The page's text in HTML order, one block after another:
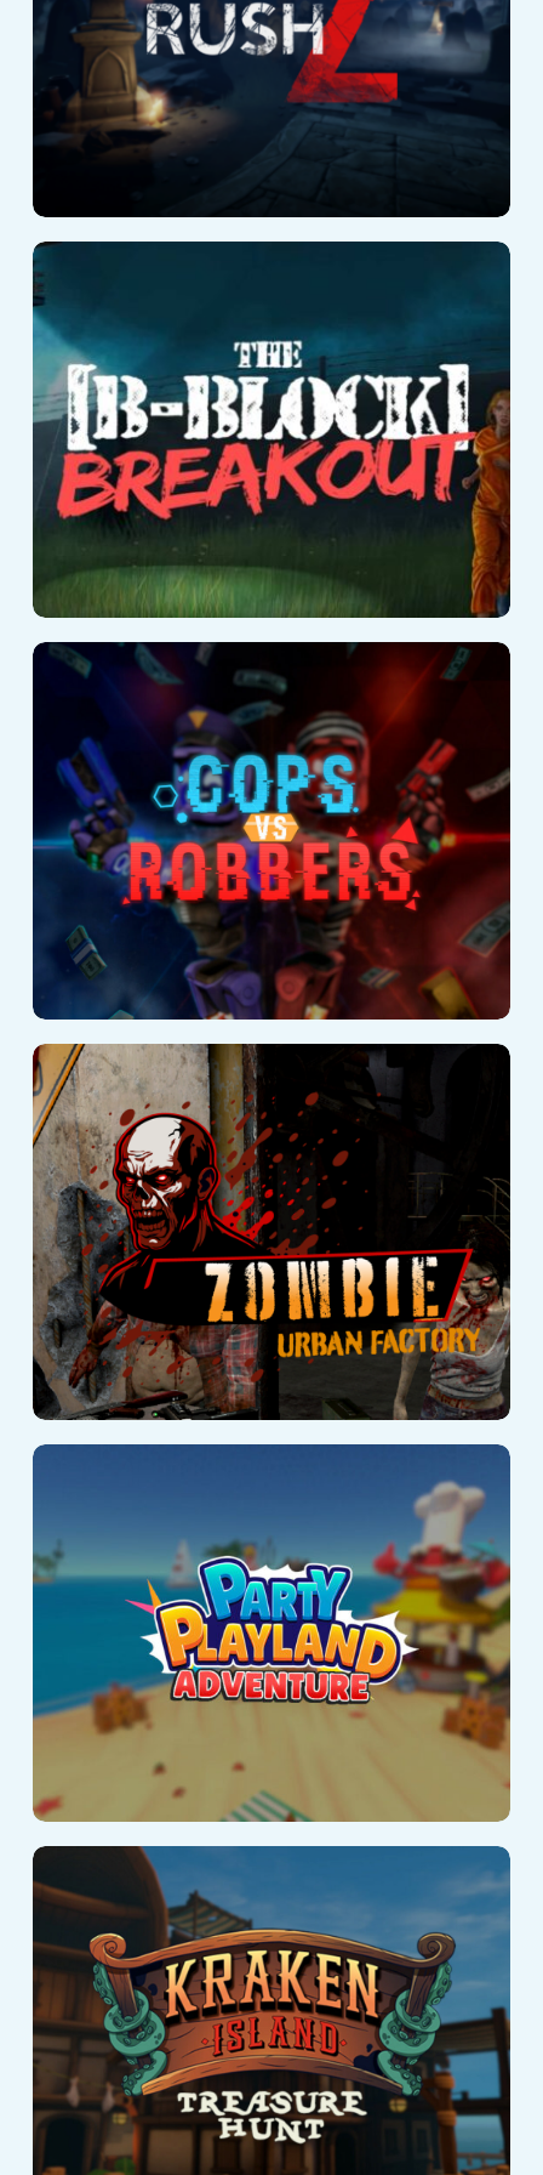
Breakout
Cops vs Robbers
Zombie Urban
Factory
Party Playland
Adventure
Kraken Island:
Arena